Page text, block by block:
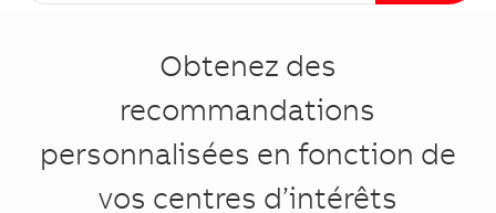
Obtenez des
recommandations
personnalisées en fonction de
vos centres d’intérêts